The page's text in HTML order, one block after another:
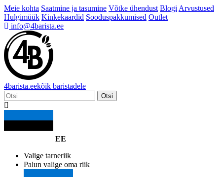
Meie kohta Saatmine ja tasumine Võtke ühendust Blogi Arvustused
Hulgimüük Kinkekaardid Sooduspakkumised Outlet
info@4barista.ee
4barista.eekõik baristadele
Otsi
EE
Valige tarneriik
Palun valige oma riik